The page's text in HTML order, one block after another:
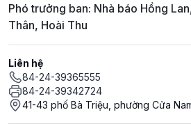
Phó trưởng ban: Nhà báo Hồng
Thân, Hoài Thu
Liên hệ
84-24-39365555
84-24-39342724
41-43 phố Bà Triệu, phường Cửa